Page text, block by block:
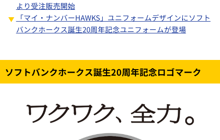
より受注販売開始
「マイ・ナンバーHAWKS」ユニフォームデザインにソフト
バンクホークス誕生20周年記念ユニフォームが登場
ソフトバンクホークス誕生20周年記念ロゴマーク